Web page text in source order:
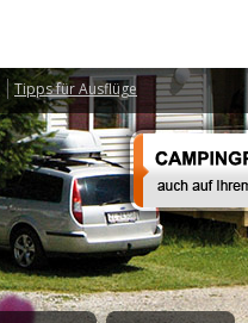
Tipps für Ausflüge